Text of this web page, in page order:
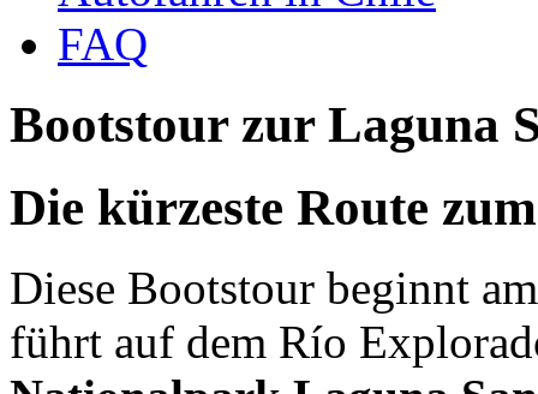
FAQ
Bootstour zur Laguna
Die kürzeste Route
Diese Bootstour beginnt
führt auf dem Río